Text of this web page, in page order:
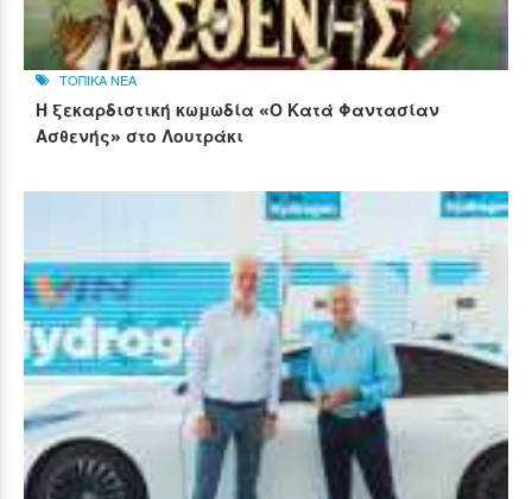
ΤΟΠΙΚΑ ΝΕΑ
Η ξεκαρδιστική κωμωδία «Ο Κατά Φαντασίαν
Ασθενής» στο Λουτράκι